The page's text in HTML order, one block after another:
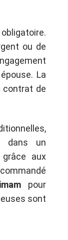
ou de
La
contrat de
dans un
aux
imam pour
sont